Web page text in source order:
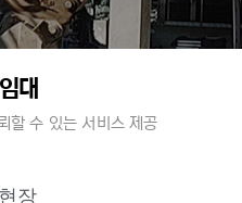
대
할 수 있는 서비스 제공
장